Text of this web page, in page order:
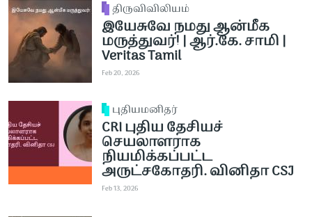
திருவிவிலியம்
இயேசுவே நமது ஆன்மீக
மருத்துவர்! | ஆர்.கே. சாமி |
Veritas Tamil
Feb 20, 2026
புதியமனிதர்
CRI புதிய தேசியச்
செயலாளராக
நியமிக்கப்பட்ட
அருட்சகோதரி. வினிதா CSJ
Feb 13, 2026